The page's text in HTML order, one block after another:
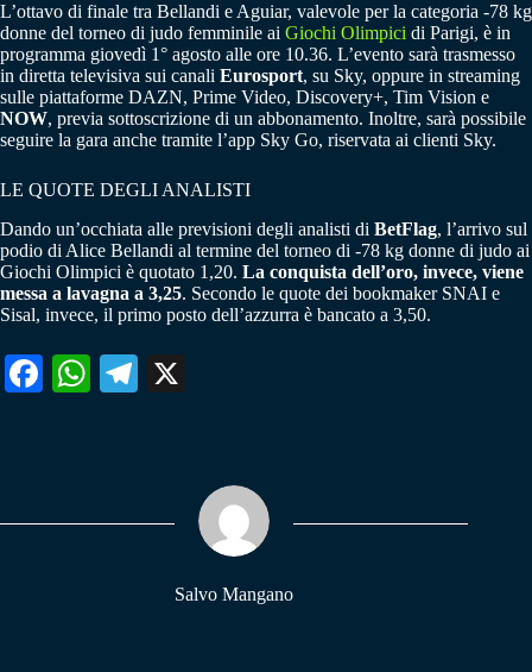
L’ottavo di finale tra Bellandi e Aguiar, valevole per la categoria -78 kg
donne del torneo di judo femminile ai Giochi Olimpici di Parigi, è in
programma giovedì 1° agosto alle ore 10.36. L’evento sarà trasmesso
in diretta televisiva sui canali Eurosport, su Sky, oppure in streaming
sulle piattaforme DAZN, Prime Video, Discovery+, Tim Vision e
NOW, previa sottoscrizione di un abbonamento. Inoltre, sarà possibile
seguire la gara anche tramite l’app Sky Go, riservata ai clienti Sky.
LE QUOTE DEGLI ANALISTI
Dando un’occhiata alle previsioni degli analisti di BetFlag, l’arrivo sul
podio di Alice Bellandi al termine del torneo di -78 kg donne di judo ai
Giochi Olimpici è quotato 1,20. La conquista dell’oro, invece, viene
messa a lavagna a 3,25. Secondo le quote dei bookmaker SNAI e
Sisal, invece, il primo posto dell’azzurra è bancato a 3,50.
Fa W
pp
Te
m
Salvo Mangano